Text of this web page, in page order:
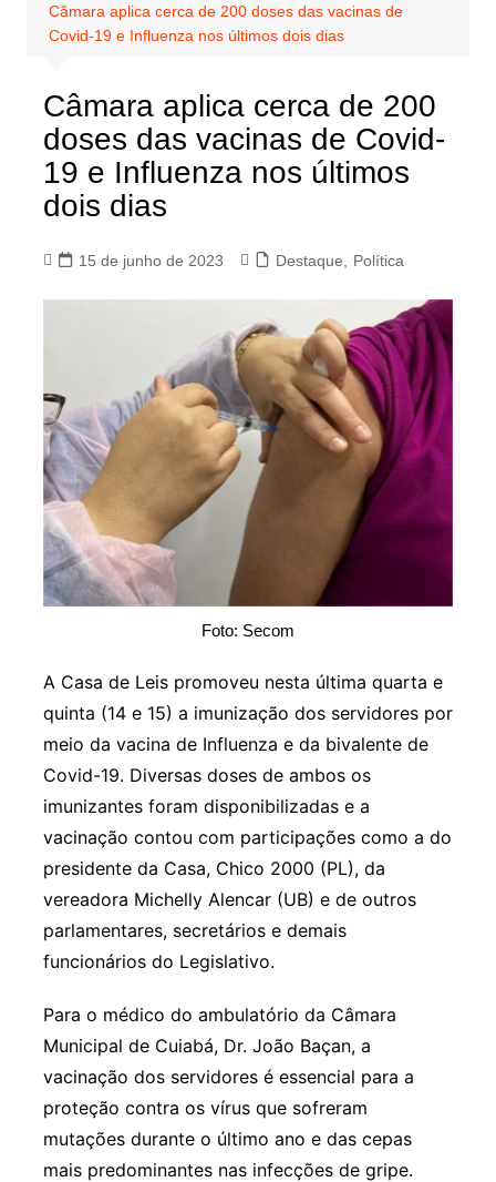
Câmara aplica cerca de 200 doses das vacinas de
Covid-19 e Influenza nos últimos dois dias
Câmara aplica cerca de 200
doses das vacinas de Covid-
19 e Influenza nos últimos
dois dias
15 de junho de 2023 Destaque Política
Foto: Secom
A Casa de Leis promoveu nesta última quarta e
quinta (14 e 15) a imunização dos servidores por
meio da vacina de Influenza e da bivalente de
Covid-19. Diversas doses de ambos os
imunizantes foram disponibilizadas e a
vacinação contou com participações como a do
presidente da Casa, Chico 2000 (PL), da
vereadora Michelly Alencar (UB) e de outros
parlamentares, secretários e demais
funcionários do Legislativo.
Para o médico do ambulatório da Câmara
Municipal de Cuiabá, Dr. João Baçan, a
vacinação dos servidores é essencial para a
proteção contra os vírus que sofreram
mutações durante o último ano e das cepas
mais predominantes nas infecções de gripe.